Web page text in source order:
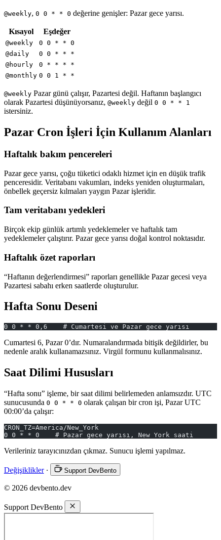
@weekly, 0 0 * * 0 değerine genişler: Pazar gece yarısı.
Kısayol Eşdeğer
@weekly
0 0 * * 0
@daily
0 0 * * *
@hourly
0 * * * *
@monthly 0 0 1 * *
@weekly Pazar günü çalışır, Pazartesi değil. Haftanın başlangıcı
olarak Pazartesi düşünüyorsanız, @weekly değil 0 0 * * 1
istersiniz.
Pazar Cron İşleri İçin Kullanım Alanları
Haftalık bakım pencereleri
Pazar gece yarısı, çoğu tüketici odaklı hizmet için en düşük trafik
penceresidir. Veritabanı vakumları, indeks yeniden oluşturmaları,
önbellek geçersiz kılmaları yaygın Pazar işleridir.
Tam veritabanı yedekleri
Birçok ekip günlük artımlı yedeklemeler ve haftalık tam
yedeklemeler çalıştırır. Pazar gece yarısı doğal kontrol noktasıdır.
Haftalık özet raporları
“Haftanın değerlendirmesi” raporları genellikle Pazar gecesi veya
Pazartesi sabahı erken saatlerde oluşturulur.
Hafta Sonu Deseni
0 0 * * 0,6    # Cumartesi ve Pazar gece yarısı
Cumartesi 6, Pazar 0’dır. Numaralandırmada bitişik değildirler, bu
nedenle aralık kullanamazsınız. Virgül formunu kullanmalısınız.
Saat Dilimi Hususları
“Hafta sonu” işleme, bir saat dilimi belirlemeden anlamsızdır. UTC
sunucusunda 0 0 * * 0 olarak çalışan bir cron işi, Pazar UTC
00:00’da çalışır:
CRON_TZ=America/New_York
0 0 * * 0    # Pazar gece yarısı, New York saati
Verileriniz tarayıcınızdan çıkmaz. Sunucu işlemi yapılmaz.
Değişiklikler · Support DevBento
© 2026 devbento.dev
Support DevBento